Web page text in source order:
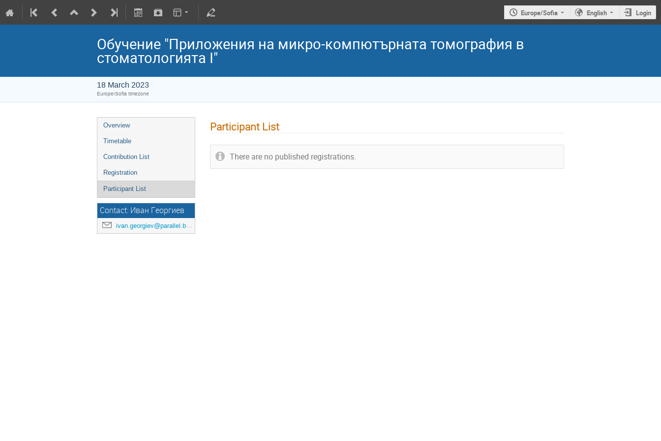
Europe/Sofia English Login
Обучение "Приложения на микро-компютърната томография в
стоматологията I"
18 March 2023
Europe/Sofia timezone
Overview
Timetable
Contribution List
Registration
Participant List
Contact: Иван Георгиев
ivan.georgiev@parallel.bas.bg
Participant List
There are no published registrations.